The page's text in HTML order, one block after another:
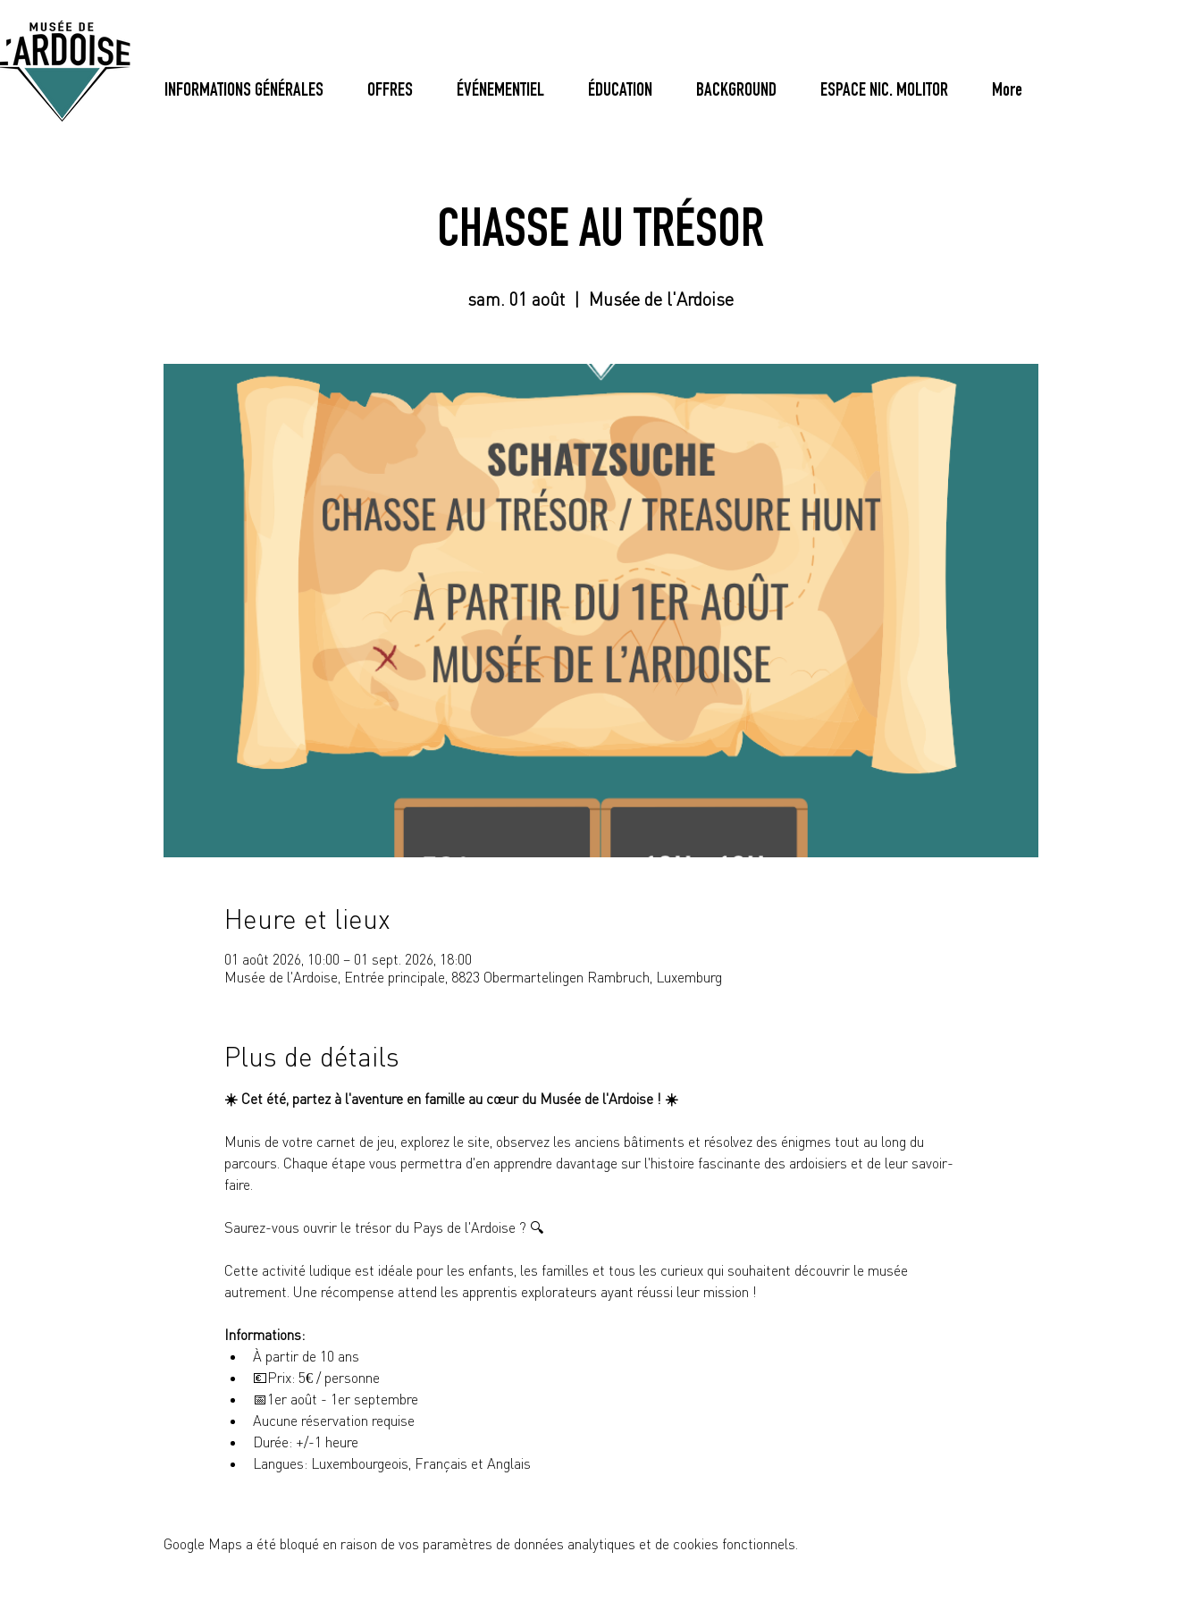
INFORMATIONS GÉNÉRALES OFFRES ÉVÉNEMENTIEL ÉDUCATION BACKGROUND ESPACE NIC. MOLITOR More
CHASSE AU TRÉSOR
sam. 01 août
  |
Musée de l'Ardoise
Heure et lieux
01 août 2026, 10:00 – 01 sept. 2026, 18:00
Musée de l'Ardoise, Entrée principale, 8823 Obermartelingen Rambruch, Luxemburg
Plus de détails
☀️ Cet été, partez à l'aventure en famille au cœur du Musée de l'Ardoise ! ☀️
Munis de votre carnet de jeu, explorez le site, observez les anciens bâtiments et résolvez des énigmes tout au long du
parcours. Chaque étape vous permettra d'en apprendre davantage sur l'histoire fascinante des ardoisiers et de leur savoir-
faire.
Saurez-vous ouvrir le trésor du Pays de l'Ardoise ? 🔍
Cette activité ludique est idéale pour les enfants, les familles et tous les curieux qui souhaitent découvrir le musée
autrement. Une récompense attend les apprentis explorateurs ayant réussi leur mission !
Informations:
À partir de 10 ans
💶Prix: 5€ / personne
📅 1er août - 1er septembre
Aucune réservation requise
Durée: +/-1 heure
Langues: Luxembourgeois, Français et Anglais
Google Maps a été bloqué en raison de vos paramètres de données analytiques et de cookies fonctionnels.